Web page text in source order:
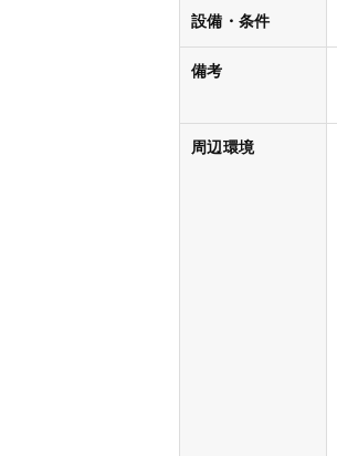
設備・条件
備考
周辺環境